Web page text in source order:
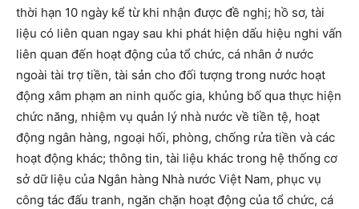
thời hạn 10 ngày kể từ khi nhận được đề nghị; hồ sơ, tài
liệu có liên quan ngay sau khi phát hiện dấu hiệu nghi vấn
liên quan đến hoạt động của tổ chức, cá nhân ở nước
ngoài tài trợ tiền, tài sản cho đối tượng trong nước hoạt
động xâm phạm an ninh quốc gia, khủng bố qua thực hiện
chức năng, nhiệm vụ quản lý nhà nước về tiền tệ, hoạt
động ngân hàng, ngoại hối, phòng, chống rửa tiền và các
hoạt động khác; thông tin, tài liệu khác trong hệ thống cơ
sở dữ liệu của Ngân hàng Nhà nước Việt Nam, phục vụ
công tác đấu tranh, ngăn chặn hoạt động của tổ chức, cá